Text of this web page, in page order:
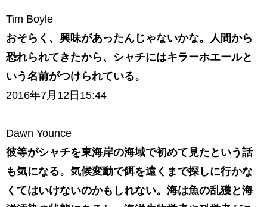
Tim Boyle
おそらく、興味があったんじゃないかな。人間から
恐れられてきたから、シャチにはキラーホエールと
いう名前がつけられている。
2016年7月12日15:44
Dawn Younce
彼等がシャチを東海岸の海域で初めて見たという話
も気になる。気候変動で餌を遠くまで探しに行かな
くてはいけないのかもしれない。海は魚の乱獲と海